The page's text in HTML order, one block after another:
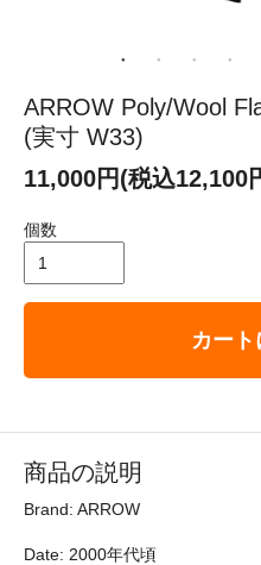
ARROW Poly/Wool
(実寸 W33)
11,000円(税込12,100
個数
カー
商品の説明
Brand: ARROW
Date: 2000年代頃